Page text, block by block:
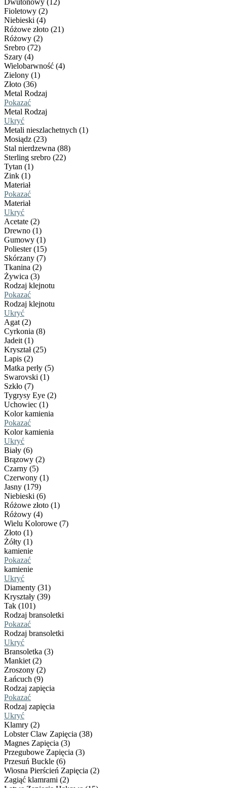
Dwutonowy (12)
Fioletowy (2)
Niebieski (4)
Różowe złoto (21)
Różowy (2)
Srebro (72)
Szary (4)
Wielobarwność (4)
Zielony (1)
Złoto (36)
Metal Rodzaj
Pokazać
Metal Rodzaj
Ukryć
Metali nieszlachetnych (1)
Mosiądz (23)
Stal nierdzewna (88)
Sterling srebro (22)
Tytan (1)
Zink (1)
Materiał
Pokazać
Materiał
Ukryć
Acetate (2)
Drewno (1)
Gumowy (1)
Poliester (15)
Skórzany (7)
Tkanina (2)
Żywica (3)
Rodzaj klejnotu
Pokazać
Rodzaj klejnotu
Ukryć
Agat (2)
Cyrkonia (8)
Jadeit (1)
Kryształ (25)
Lapis (2)
Matka perły (5)
Swarovski (1)
Szkło (7)
Tygrysy Eye (2)
Uchowiec (1)
Kolor kamienia
Pokazać
Kolor kamienia
Ukryć
Biały (6)
Brązowy (2)
Czarny (5)
Czerwony (1)
Jasny (179)
Niebieski (6)
Różowe złoto (1)
Różowy (4)
Wielu Kolorowe (7)
Złoto (1)
Żółty (1)
kamienie
Pokazać
kamienie
Ukryć
Diamenty (31)
Kryształy (39)
Tak (101)
Rodzaj bransoletki
Pokazać
Rodzaj bransoletki
Ukryć
Bransoletka (3)
Mankiet (2)
Zroszony (2)
Łańcuch (9)
Rodzaj zapięcia
Pokazać
Rodzaj zapięcia
Ukryć
Klamry (2)
Lobster Claw Zapięcia (38)
Magnes Zapięcia (3)
Przegubowe Zapięcia (3)
Przesuń Buckle (6)
Wiosna Pierścień Zapięcia (2)
Zagiąć klamrami (2)